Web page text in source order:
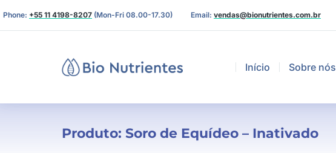
Phone: +55 11 4198-8207 (Mon-Fri 08.00-17.30) Email: vendas@bionutrientes.com.br
Início Sobre nós
Produto: Soro de Equídeo – Inativado